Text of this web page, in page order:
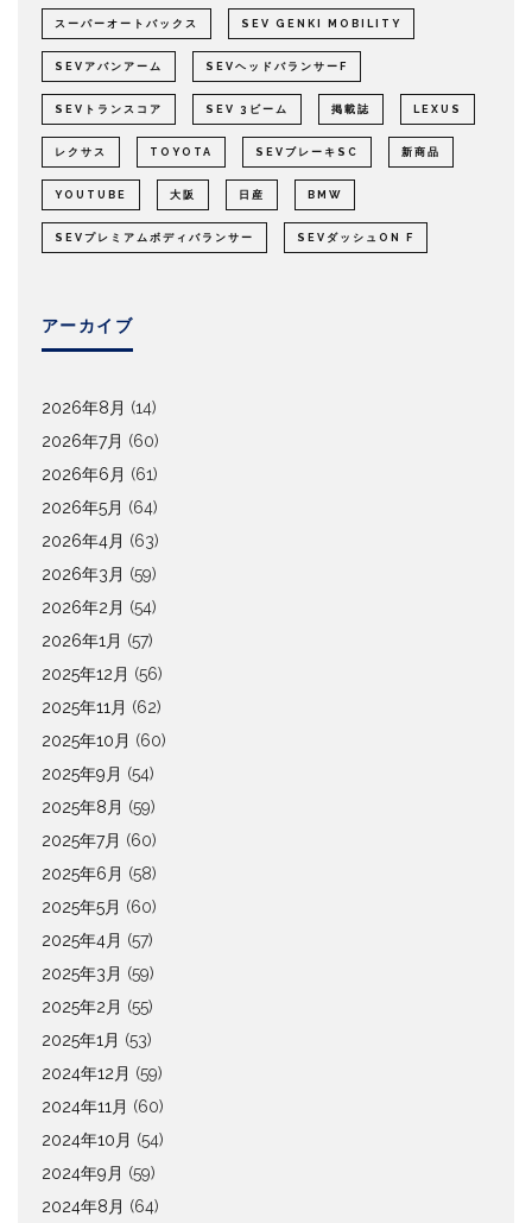
スーパーオートバックス SEV GENKI MOBILITY
SEVアバンアーム SEVヘッドバランサーF
SEVトランスコア SEV 3ビーム 掲載誌 LEXUS
レクサス TOYOTA SEVブレーキSC 新商品
YOUTUBE 大阪 日産 BMW
SEVプレミアムボディバランサー SEVダッシュON F
アーカイブ
2026年8月 (14)
2026年7月 (60)
2026年6月 (61)
2026年5月 (64)
2026年4月 (63)
2026年3月 (59)
2026年2月 (54)
2026年1月 (57)
2025年12月 (56)
2025年11月 (62)
2025年10月 (60)
2025年9月 (54)
2025年8月 (59)
2025年7月 (60)
2025年6月 (58)
2025年5月 (60)
2025年4月 (57)
2025年3月 (59)
2025年2月 (55)
2025年1月 (53)
2024年12月 (59)
2024年11月 (60)
2024年10月 (54)
2024年9月 (59)
2024年8月 (64)